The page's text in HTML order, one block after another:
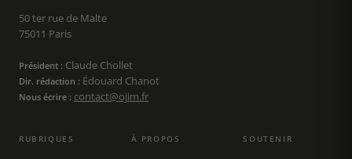
50 ter rue de Malte
75011 Paris
Président : Claude Chollet
Dir. rédaction : Édouard Chanot
Nous écrire : contact@ojim.fr
RUBRIQUES À PROPOS SOUTENIR